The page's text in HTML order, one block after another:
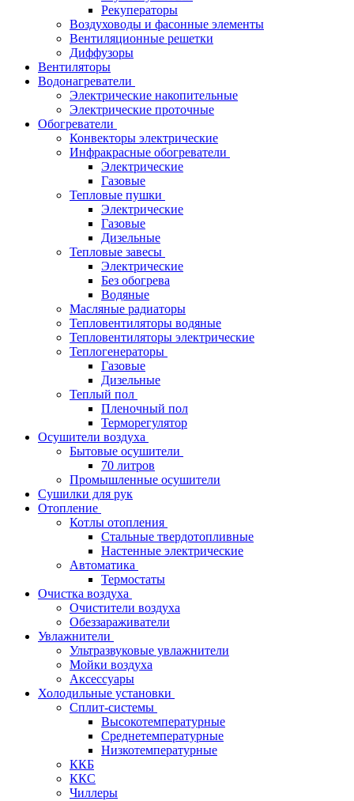
Рекуператоры
Воздуховоды и фасонные элементы
Вентиляционные решетки
Диффузоры
Вентиляторы
Водонагреватели
Электрические накопительные
Электрические проточные
Обогреватели
Конвекторы электрические
Инфракрасные обогреватели
Электрические
Газовые
Тепловые пушки
Электрические
Газовые
Дизельные
Тепловые завесы
Электрические
Без обогрева
Водяные
Масляные радиаторы
Тепловентиляторы водяные
Тепловентиляторы электрические
Теплогенераторы
Газовые
Дизельные
Теплый пол
Пленочный пол
Терморегулятор
Осушители воздуха
Бытовые осушители
70 литров
Промышленные осушители
Сушилки для рук
Отопление
Котлы отопления
Стальные твердотопливные
Настенные электрические
Автоматика
Термостаты
Очистка воздуха
Очистители воздуха
Обеззараживатели
Увлажнители
Ультразвуковые увлажнители
Мойки воздуха
Аксессуары
Холодильные установки
Сплит-системы
Высокотемпературные
Среднетемпературные
Низкотемпературные
ККБ
ККС
Чиллеры